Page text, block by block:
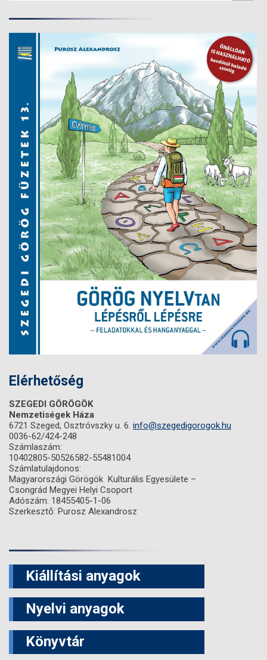
Elérhetőség
SZEGEDI GÖRÖGÖK
Nemzetiségek Háza
6721 Szeged, Osztróvszky u. 6. info@szegedigorogok.hu
0036-62/424-248
Számlaszám:
10402805-50526582-55481004
Számlatulajdonos:
Magyarországi Görögök Kulturális Egyesülete –
Csongrád Megyei Helyi Csoport
Adószám: 18455405-1-06
Szerkesztő: Purosz Alexandrosz
Kiállítási anyagok
Nyelvi anyagok
Könyvtár